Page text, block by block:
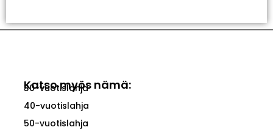
Katso myös nämä:
30-vuotislahja
40-vuotislahja
50-vuotislahja